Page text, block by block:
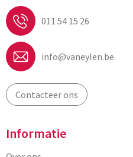
011 54 15 26
info@vaneylen.be
Contacteer ons
Informatie